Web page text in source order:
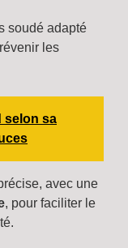
soudé adapté
les
selon sa
avec une
, pour faciliter le